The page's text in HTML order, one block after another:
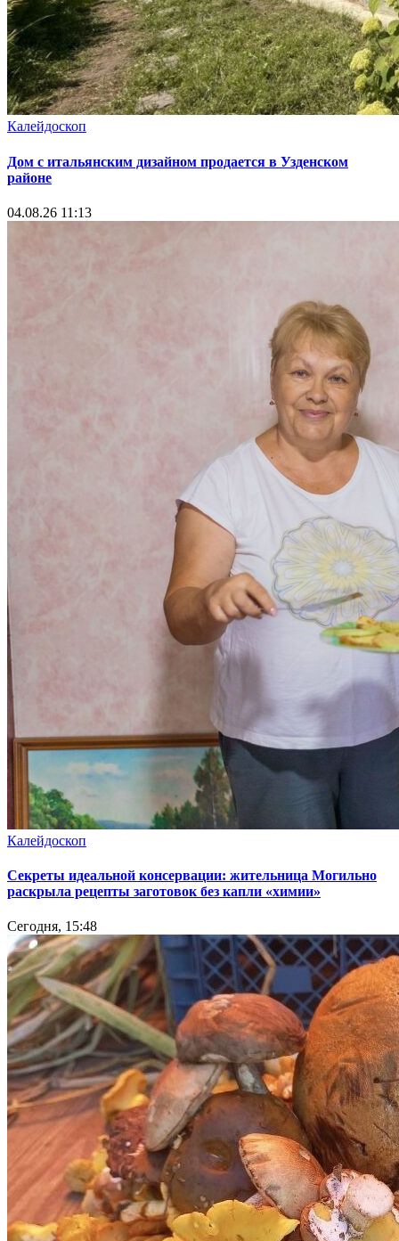
Калейдоскоп
Дом с итальянским дизайном продается в Узденском
районе
04.08.26 11:13
Калейдоскоп
Секреты идеальной консервации: жительница Могильно
раскрыла рецепты заготовок без капли «химии»
Сегодня, 15:48